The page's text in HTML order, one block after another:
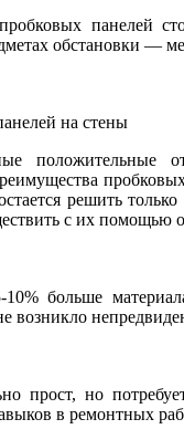
панелей
обстановки —
на стены
положительные
решить
с их помощью
больше
возникло
прост, но
в ремонтных